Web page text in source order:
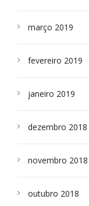
março 2019
fevereiro 2019
janeiro 2019
dezembro 2018
novembro 2018
outubro 2018